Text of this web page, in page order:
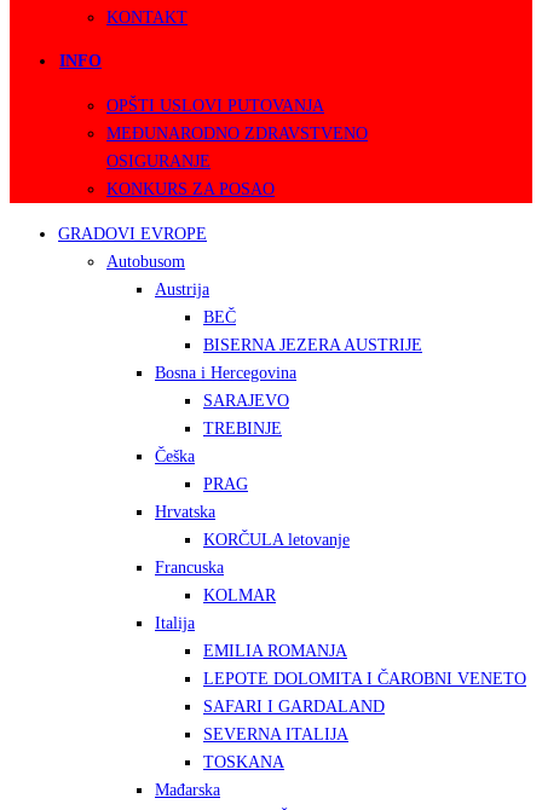
KONTAKT
INFO
OPŠTI USLOVI PUTOVANJA
MEĐUNARODNO ZDRAVSTVENO
OSIGURANJE
KONKURS ZA POSAO
GRADOVI EVROPE
Autobusom
Austrija
BEČ
BISERNA JEZERA AUSTRIJE
Bosna i Hercegovina
SARAJEVO
TREBINJE
Češka
PRAG
Hrvatska
KORČULA letovanje
Francuska
KOLMAR
Italija
EMILIA ROMANJA
LEPOTE DOLOMITA I ČAROBNI VENETO
SAFARI I GARDALAND
SEVERNA ITALIJA
TOSKANA
Mađarska